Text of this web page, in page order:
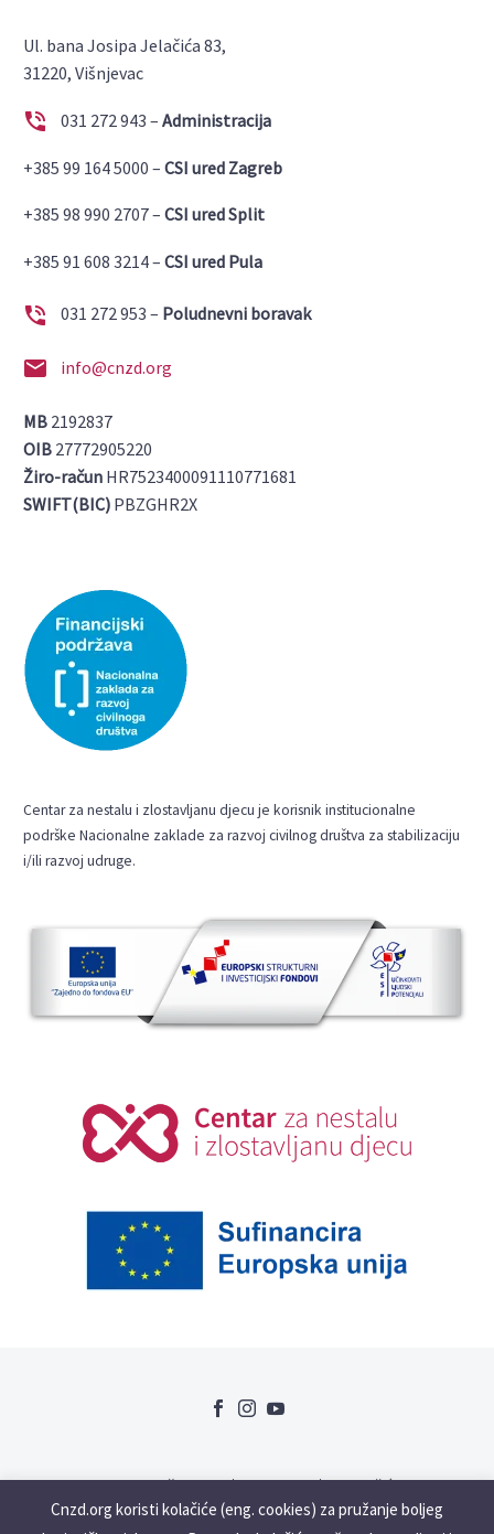
Ul. bana Josipa Jelačića 83,
31220, Višnjevac

 031 272 943 – Administracija
+385 99 164 5000 – CSI ured Zagreb
+385 98 990 2707 – CSI ured Split
+385 91 608 3214 – CSI ured Pula

 031 272 953 – Poludnevni boravak

 info@cnzd.org
MB 2192837
OIB 27772905220
Žiro-račun HR7523400091110771681
SWIFT(BIC) PBZGHR2X
Centar za nestalu i zlostavljanu djecu je korisnik institucionalne
podrške Nacionalne zaklade za razvoj civilnog društva za stabilizaciju
i/ili razvoj udruge.
Uvjeti korištenja GDPR
Kolačići
Slabovidne i gluhonjeme osobe
Cnzd.org koristi kolačiće (eng. cookies) za pružanje boljeg